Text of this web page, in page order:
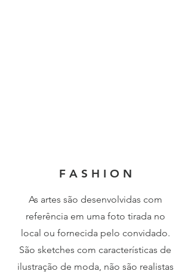
F A S H I O N
As artes são desenvolvidas com
referência em uma foto tirada no
local ou fornecida pelo convidado.
São sketches com características de
ilustração de moda, não são realistas